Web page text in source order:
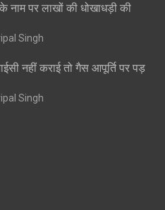
नाम पर लाखों की धोखाधड़ी की
Singh
नहीं कराई तो गैस आपूर्ति पर पड़
Singh